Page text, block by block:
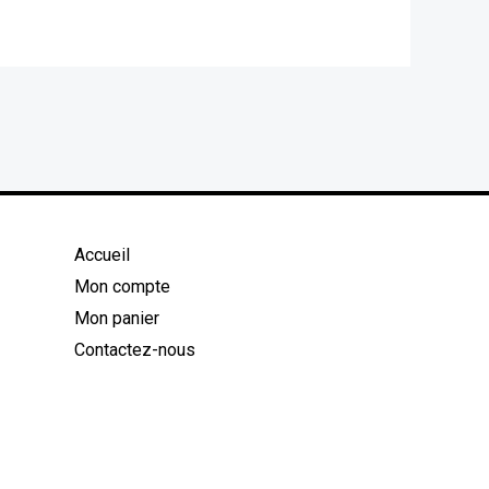
Accueil
Mon compte
Mon panier
Contactez-nous